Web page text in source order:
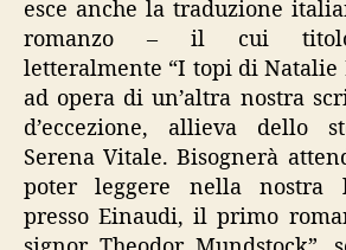
esce anche la traduzione
romanzo – il cui titolo
letteralmente “I topi di Natalie
ad opera di un’altra nostra
d’eccezione, allieva dello
Serena Vitale. Bisognerà
poter leggere nella nostra
presso Einaudi, il primo